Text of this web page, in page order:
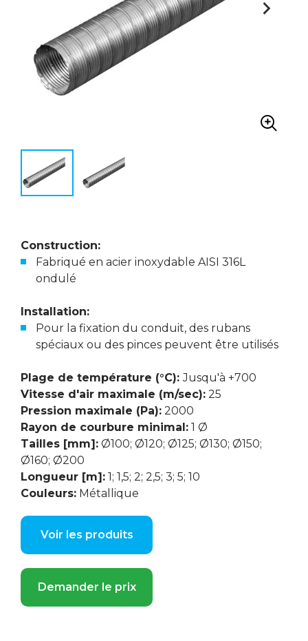
Construction:
Fabriqué en acier inoxydable AISI 316L
ondulé
Installation:
Pour la fixation du conduit, des rubans
spéciaux ou des pinces peuvent être utilisés
Plage de température (°C):Jusqu'à +700
Vitesse d'air maximale (m/sec): 25
Pression maximale (Pa): 2000
Rayon de courbure minimal: 1 Ø
Tailles [mm]: Ø100; Ø120; Ø125; Ø130; Ø150;
Ø160; Ø200
Longueur [m]: 1; 1,5; 2; 2,5; 3; 5; 10
Couleurs: Métallique
Voir les produits
Demander le prix